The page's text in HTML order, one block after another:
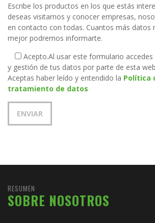
Escribe los productos en los que estás
deseas visitarnos y conocer empresas,
en contacto con todas. Cuantos más datos
mejor podremos informarte.
Acepto.Al usar este formulario
y gestión de tus datos por parte de esta
Aceptas haber leído y entendido la Política
tratamiento de datos
RESUMEN
SOBRE NOSOTROS